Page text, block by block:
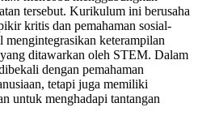
tersebut. Kurikulum ini berusaha
kritis dan pemahaman sosial-
mengintegrasikan keterampilan
ditawarkan oleh STEM. Dalam
dengan pemahaman
tetapi juga memiliki
untuk menghadapi tantangan